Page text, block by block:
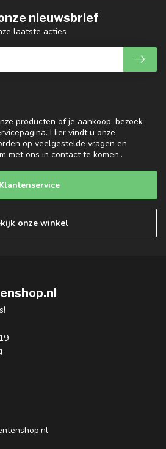
producten of je aankoop, bezoek
Hier vindt u onze
op veelgestelde vragen en
met ons in contact te komen..
Klantenservice
onze winkel
nieuwsbrief
laatste acties